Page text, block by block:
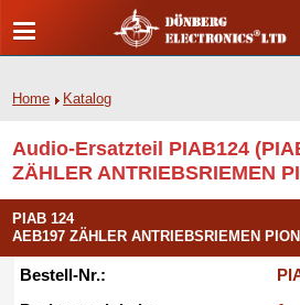
Home Katalog
Audio-Ersatzteil PIAB124
ZÄHLER ANTRIEBSRIEMEN
PIAB 124
AEB197 ZÄHLER ANTRIEBSRIEMEN
Bestell-Nr.: